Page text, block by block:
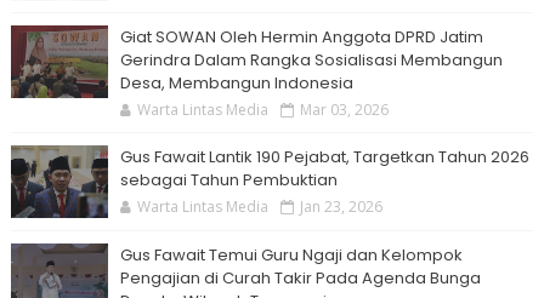
Giat SOWAN Oleh Hermin Anggota DPRD Jatim
Gerindra Dalam Rangka Sosialisasi Membangun
Desa, Membangun Indonesia
Warta Lintas Media Mar 03, 2026
Gus Fawait Lantik 190 Pejabat, Targetkan Tahun 2026
sebagai Tahun Pembuktian
Warta Lintas Media Jan 23, 2026
Gus Fawait Temui Guru Ngaji dan Kelompok
Pengajian di Curah Takir Pada Agenda Bunga